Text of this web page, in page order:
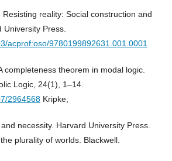
reality: Social construction and
Press.
acprof:oso/9780199892631.001.0001
completeness theorem in modal logic.
Logic, 24(1), 1–14.
2964568 Kripke,
necessity. Harvard University Press.
plurality of worlds. Blackwell.